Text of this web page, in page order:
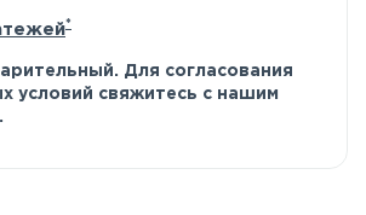
*
Для согласования
условий свяжитесь с нашим